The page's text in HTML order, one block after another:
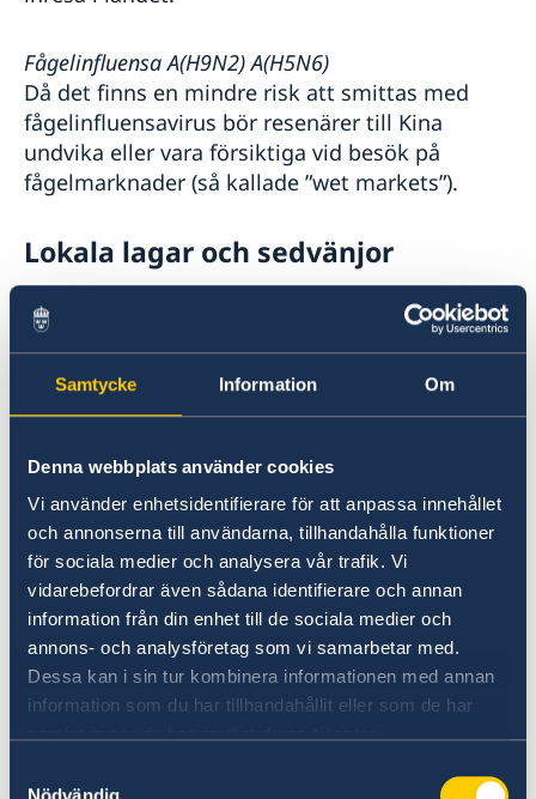
Samtycke Information Om
Denna webbplats använder cookies
Vi använder enhetsidentifierare för att anpassa innehållet
och annonserna till användarna, tillhandahålla funktioner
för sociala medier och analysera vår trafik. Vi
vidarebefordrar även sådana identifierare och annan
information från din enhet till de sociala medier och
annons- och analysföretag som vi samarbetar med.
Dessa kan i sin tur kombinera informationen med annan
information som du har tillhandahållit eller som de har
Nödvändig
Fågelinfluensa A(H9N2) A(H5N6)
Då det finns en mindre risk att smittas med
fågelinfluensavirus bör resenärer till Kina
undvika eller vara försiktiga vid besök på
fågelmarknader (så kallade ”wet markets”).
Lokala lagar och sedvänjor
Straffbestämmelser
Straffsatserna i Kina är generellt betydligt
högre än i Sverige och dödsstraff tillämpas.
fängelsestraff. Vid brottsanmälan eller om du
blivit kallad till förhör som vittne kan
utreseförbud inte uteslutas. Utreseförbud kan
även komma att tillämpas vid pågående
civilrättsliga förfaranden.
Narkotika
kinesiska myndigheterna genomför